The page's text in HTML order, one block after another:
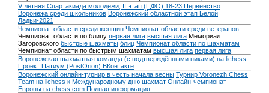
V летняя Спартакиада молодёжи, II этап (ЦФО) 18-23 Первенство
Воронежа среди школьников Воронежский областной этап Белой
Ладьи-2021
Чемпионат области среди женщин Чемпионат области среди ветеранов
Чемпионат области по блицу первая лига высшая лига Мемориал
Загоровского быстрые шахматы блиц Чемпионат области по шахматам
Чемпионат области по быстрым шахматам высшая лига первая лига
Воронежская шахматная команда (с подтверждёнными никами) на lichess
Проект Патиум (PostOrion) ВКонтакте
Воронежский онлайн-турнир в честь начала весны Турнир Voronezh Chess
Team на lichess к Международному дню шахмат Онлайн-чемпионат
Европы на chess.com Полная информация